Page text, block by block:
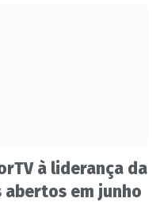
à liderança da
abertos em junho